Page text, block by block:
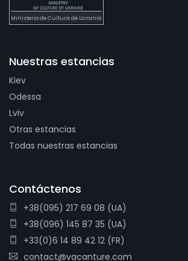
Ministerio de Cultura de Ucrania
Nuestras estancias
Kiev
Odessa
Lviv
Otras estancias
Todas nuestras estancias
Contáctenos
+38(095) 217 69 08 (UA)
+38(096) 145 87 35 (UA)
+33(0)6 14 89 42 12 (FR)
contact@vacanture.com